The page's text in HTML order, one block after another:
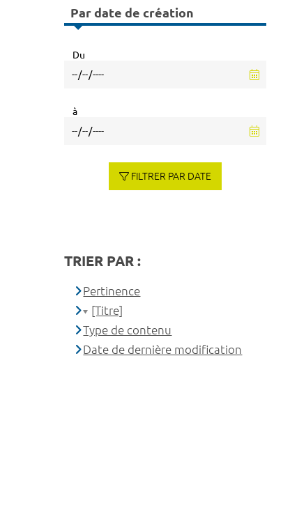
Par date de création
Du
à
FILTRER PAR DATE
TRIER PAR :
Pertinence
[Titre]
Type de contenu
Date de dernière modification